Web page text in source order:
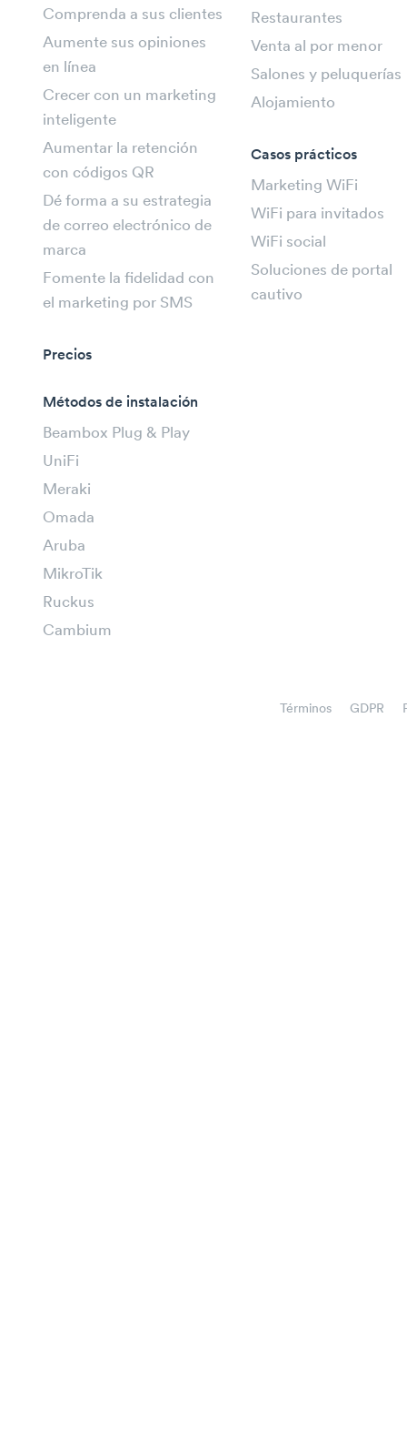
Comprenda a sus clientes
Aumente sus opiniones
en línea
Crecer con un marketing
inteligente
Aumentar la retención
con códigos QR
Dé forma a su estrategia
de correo electrónico de
marca
Fomente la fidelidad con
el marketing por SMS
Precios
Métodos de instalación
Beambox Plug & Play
UniFi
Meraki
Omada
Aruba
MikroTik
Ruckus
Cambium
Restaurantes
Venta al por menor
Salones y peluquerías
Alojamiento
Casos prácticos
Marketing WiFi
WiFi para invitados
WiFi social
Soluciones de portal
cautivo
Términos GDPR